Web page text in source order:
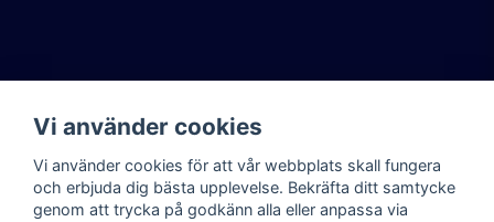
Vi använder cookies
Vi använder cookies för att vår webbplats skall fungera
och erbjuda dig bästa upplevelse. Bekräfta ditt samtycke
genom att trycka på godkänn alla eller anpassa via